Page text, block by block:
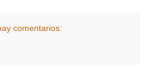
comentarios: